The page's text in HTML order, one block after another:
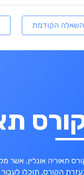
השאלה הקודמת
תאוריה אונליין,
הקורס, תוכלו